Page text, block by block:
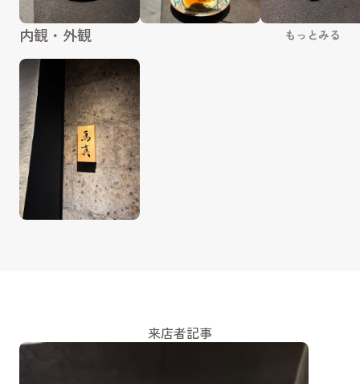
内観・外観 もっとみる
来店者記事